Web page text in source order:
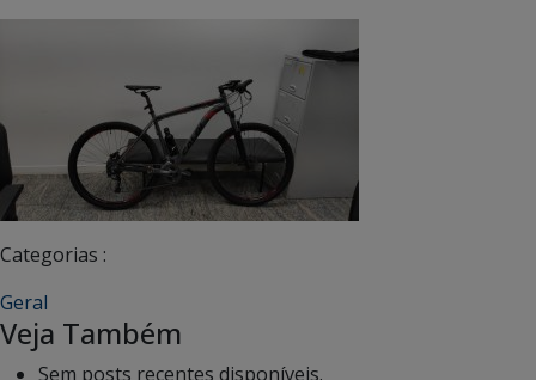
Categorias :
Geral
Veja Também
Sem posts recentes disponíveis.